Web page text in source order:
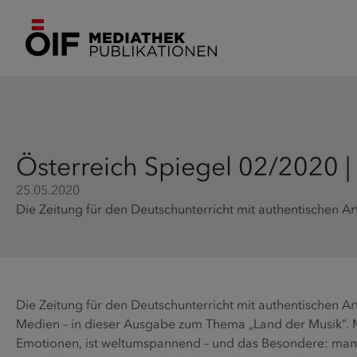
Österreich Spiegel 02/2020
25.05.2020
Die Zeitung für den Deutschunterricht mit authentischen
Die Zeitung für den Deutschunterricht mit authentischen
Medien – in dieser Ausgabe zum Thema „Land der
Emotionen, ist weltumspannend – und das Besondere: